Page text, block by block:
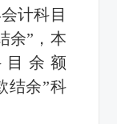
计科目
余”，本
余额
结余”科